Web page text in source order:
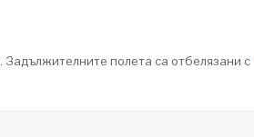
Задължителните полета са отбелязани с